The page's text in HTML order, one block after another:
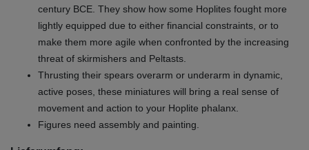
century BCE. They show how some Hoplites fought more
lightly equipped due to either financial constraints, or to
make them more agile when confronted by the increasing
threat of skirmishers and Peltasts.
Thrusting their spears overarm or underarm in dynamic,
active poses, these miniatures will bring a real sense of
movement and action to your Hoplite phalanx.
Figures need assembly and painting.